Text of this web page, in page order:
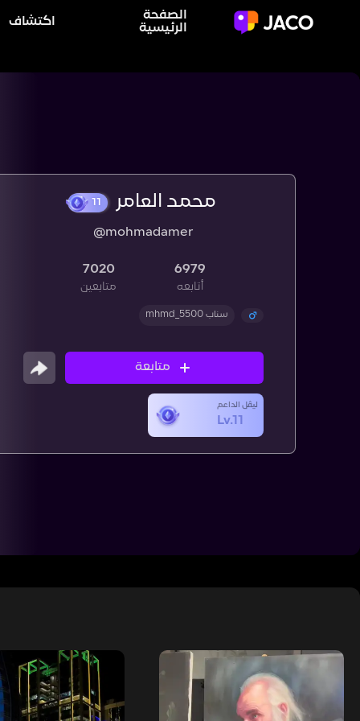
الصفحة
الرئيسية
اكتشاف
محمد العامر
@mohmadamer
6979
أتابعه
7020
متابعين
سناب mhmd_5500
متابعة
ليڤل الداعم
Lv.11